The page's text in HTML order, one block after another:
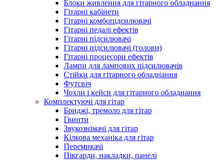
Блоки живлення для гітарного обладнання
Гітарні кабінети
Гітарні комбопідсилювачі
Гітарні педалі ефектів
Гітарні підсилювачі
Гітарні підсилювачі (голови)
Гітарні процесори ефектів
Лампи для лампових підсилювачів
Стійки для гітарного обладнання
Футсвіч
Чохли і кейси для гітарного обладнання
Комплектуючі для гітар
Бриджі, тремоло для гітар
Гвинти
Звукознімачі для гітар
Кілкова механіка для гітар
Перемикачі
Пікгарди, накладки, панелі